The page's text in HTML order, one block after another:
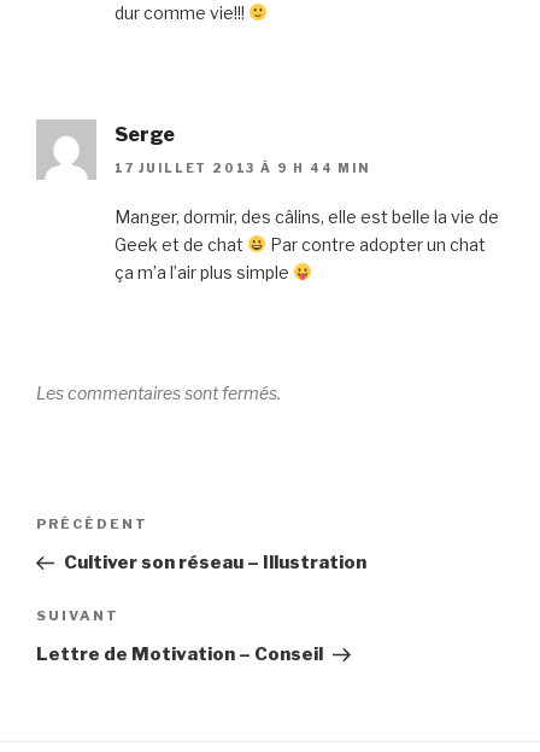
dur comme vie!!!
Serge
17 JUILLET 2013 À 9 H 44 MIN
Manger, dormir, des câlins, elle est belle la vie de
Geek et de chat
Par contre adopter un chat
ça m’a l’air plus simple
Les commentaires sont fermés.
Navigation
l’article
Article
précédent
PRÉCÉDENT
Cultiver son réseau – Illustration
Article
suivant
SUIVANT
Lettre de Motivation – Conseil